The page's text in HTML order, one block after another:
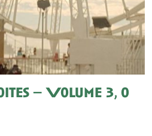
– Volume 3, o